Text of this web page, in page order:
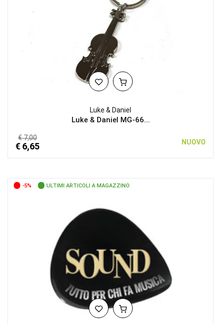
Luke & Daniel
Luke & Daniel MG-66...
€ 7,00
€ 6,65 NUOVO
-5% ULTIMI ARTICOLI A MAGAZZINO